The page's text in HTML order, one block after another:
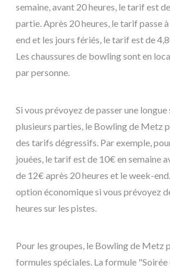
semaine, avant 20 heures, le tarif est
partie. Après 20 heures, le tarif passe
end et les jours fériés, le tarif est de
Les chaussures de bowling sont en
par personne.
Si vous prévoyez de passer une
plusieurs parties, le Bowling de Metz
des tarifs dégressifs. Par exemple,
jouées, le tarif est de 10€ en semaine
de 12€ après 20 heures et le week-
option économique si vous prévoyez
heures sur les pistes.
Pour les groupes, le Bowling de Metz
formules spéciales. La formule